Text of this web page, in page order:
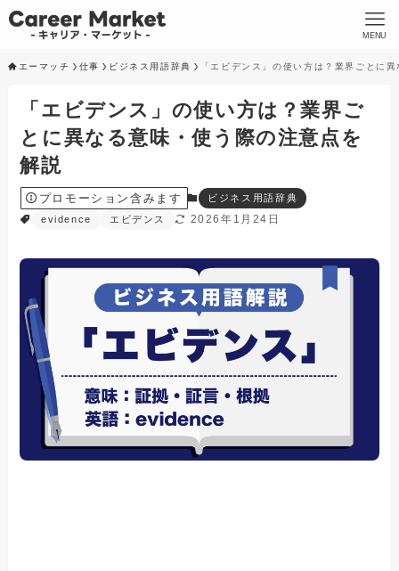
MENU
エーマッチ 仕事 ビジネス用語辞典 「エビデンス」の使い方は？業界ごとに
「エビデンス」の使い方は？業界ご
とに異なる意味・使う際の注意点を
解説
プロモーション含みます
ビジネス用語辞典
evidence
エビデンス 2026年1月24日